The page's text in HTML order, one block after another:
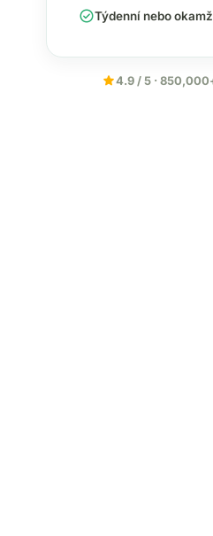
check_circleTýdenní nebo
star4.9 / 5 ·